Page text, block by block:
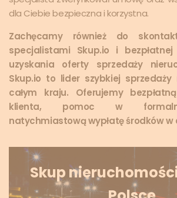
dla Ciebie bezpieczna i korzystna.
Zachęcamy również do
specjalistami Skup.io i
uzyskania oferty sprzedaży
Skup.io to lider szybkiej sprzedaży
całym kraju. Oferujemy
klienta, pomoc w
natychmiastową wypłatę środków w
Skup